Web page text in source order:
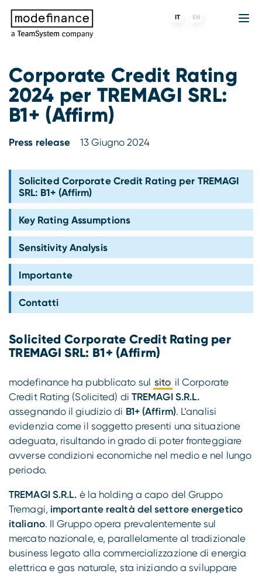
IT EN
Corporate Credit Rating
2024 per TREMAGI SRL:
B1+ (Affirm)
Press release 13 Giugno 2024
Solicited Corporate Credit Rating per TREMAGI
SRL: B1+ (Affirm)
Key Rating Assumptions
Sensitivity Analysis
Importante
Contatti
Solicited Corporate Credit Rating per
TREMAGI SRL: B1+ (Affirm)
modefinance ha pubblicato sul sito il Corporate
Credit Rating (Solicited) di TREMAGI S.R.L.
assegnando il giudizio di B1+ (Affirm). L’analisi
evidenzia come il soggetto presenti una situazione
adeguata, risultando in grado di poter fronteggiare
avverse condizioni economiche nel medio e nel lungo
periodo.
TREMAGI S.R.L. è la holding a capo del Gruppo
Tremagi, importante realtà del settore energetico
italiano. Il Gruppo opera prevalentemente sul
mercato nazionale, e, parallelamente al tradizionale
business legato alla commercializzazione di energia
elettrica e gas naturale, sta iniziando a sviluppare
Agenzia di Rating
Rating ESG
Tigran
s-peek
MORE
ForST
Data Science
API & Plug-N-Play
Fintech
Banche e finanziarie
SGR e fondi
Imprese
Chi siamo
Partner e clienti
Blog
Press center
Contatti
Lavora con noi
Compliance